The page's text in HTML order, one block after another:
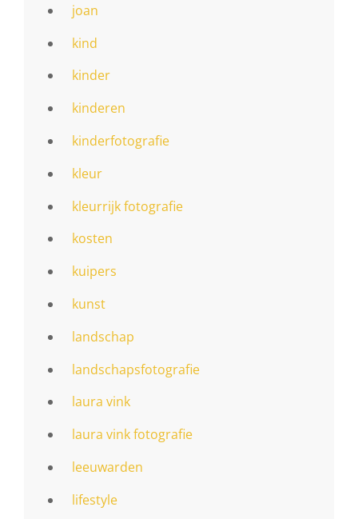
joan
kind
kinder
kinderen
kinderfotografie
kleur
kleurrijk fotografie
kosten
kuipers
kunst
landschap
landschapsfotografie
laura vink
laura vink fotografie
leeuwarden
lifestyle